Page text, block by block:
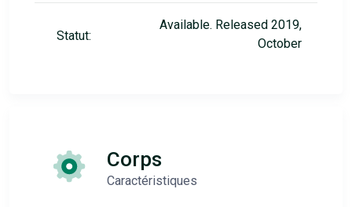
Statut:
Available. Released 2019,
October
Corps
Caractéristiques